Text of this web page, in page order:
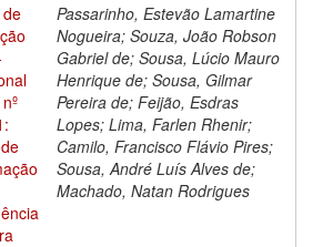
de
Passarinho, Estevão Lamartine
Nogueira; Souza, João Robson
Gabriel de; Sousa, Lúcio Mauro
Henrique de; Sousa, Gilmar
Pereira de; Feijão, Esdras
Lopes; Lima, Farlen Rhenir;
Camilo, Francisco Flávio Pires;
Sousa, André Luís Alves de;
Machado, Natan Rodrigues